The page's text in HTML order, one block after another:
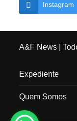
Instagram
A&F News|
Expediente
Quem Somos